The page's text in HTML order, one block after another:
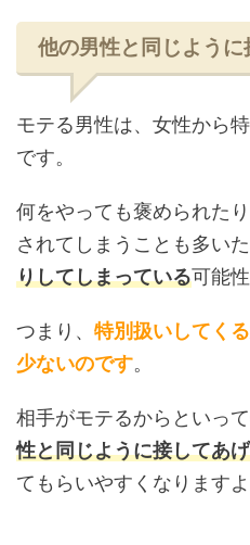
他の男性と同じように
モテる男性は、女性から
です。
何をやっても褒められた
されてしまうことも多いた
りしてしまっている可能
つまり、 特別扱いしてく
少ないのです。
相手がモテるからといっ
性と同じように接してあ
てもらいやすくなりますよ